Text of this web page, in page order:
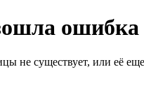
ошибка
не существует, или её